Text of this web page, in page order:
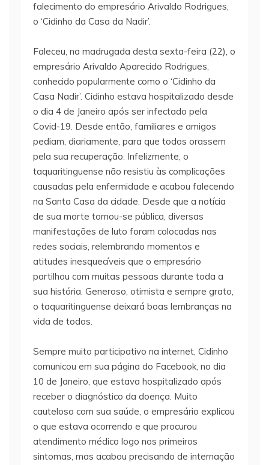
falecimento do empresário Arivaldo Rodrigues,
o ‘Cidinho da Casa da Nadir’.
Faleceu, na madrugada desta sexta-feira (22), o
empresário Arivaldo Aparecido Rodrigues,
conhecido popularmente como o ‘Cidinho da
Casa Nadir’. Cidinho estava hospitalizado desde
o dia 4 de Janeiro após ser infectado pela
Covid-19. Desde então, familiares e amigos
pediam, diariamente, para que todos orassem
pela sua recuperação. Infelizmente, o
taquaritinguense não resistiu às complicações
causadas pela enfermidade e acabou falecendo
na Santa Casa da cidade. Desde que a notícia
de sua morte tornou-se pública, diversas
manifestações de luto foram colocadas nas
redes sociais, relembrando momentos e
atitudes inesquecíveis que o empresário
partilhou com muitas pessoas durante toda a
sua história. Generoso, otimista e sempre grato,
o taquaritinguense deixará boas lembranças na
vida de todos.
Sempre muito participativo na internet, Cidinho
comunicou em sua página do Facebook, no dia
10 de Janeiro, que estava hospitalizado após
receber o diagnóstico da doença. Muito
cauteloso com sua saúde, o empresário explicou
o que estava ocorrendo e que procurou
atendimento médico logo nos primeiros
sintomas, mas acabou precisando de internação